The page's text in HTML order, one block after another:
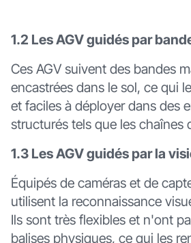
1.2 Les AGV guidés par
Ces AGV suivent des bandes
encastrées dans le sol, ce qui
et faciles à déployer dans des
structurés tels que les chaînes
1.3 Les AGV guidés par la
Équipés de caméras et de
utilisent la reconnaissance
Ils sont très flexibles et n'ont
balises physiques, ce qui les